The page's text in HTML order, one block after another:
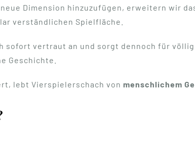
Dimension hinzuzufügen, erweitern wir
verständlichen Spielfläche.
vertraut an und sorgt dennoch für
Geschichte.
lebt Vierspielerschach von menschlichem